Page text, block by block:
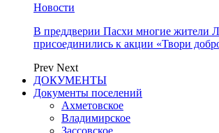
Новости
В преддверии Пасхи многие жители
присоединились к акции «Твори
Prev Next
ДОКУМЕНТЫ
Документы поселений
Ахметовское
Владимирское
Зассовское